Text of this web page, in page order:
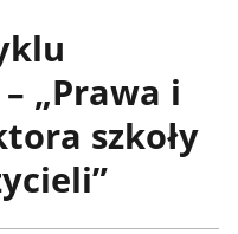
„Prawa i
szkoły